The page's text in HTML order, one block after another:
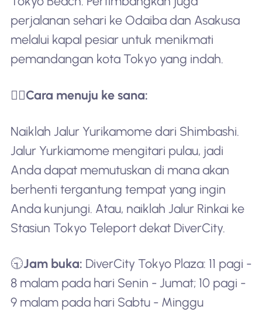
perjalanan sehari ke Odaiba dan Asakusa
melalui kapal pesiar untuk menikmati
pemandangan kota Tokyo yang indah.
🚶‍♂️Cara menuju ke sana:
Naiklah Jalur Yurikamome dari Shimbashi.
Jalur Yurkiamome mengitari pulau, jadi
Anda dapat memutuskan di mana akan
berhenti tergantung tempat yang ingin
Anda kunjungi. Atau, naiklah Jalur Rinkai ke
Stasiun Tokyo Teleport dekat DiverCity.
🕤Jam buka: DiverCity Tokyo Plaza: 11 pagi -
8 malam pada hari Senin - Jumat; 10 pagi -
9 malam pada hari Sabtu - Minggu